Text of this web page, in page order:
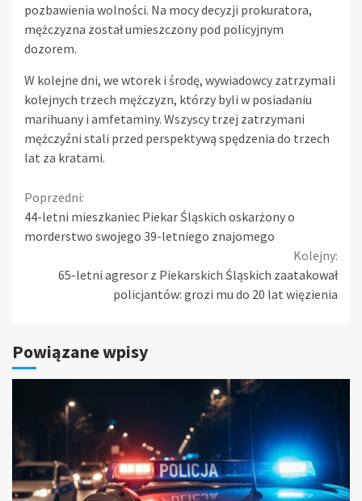
pozbawienia wolności. Na mocy decyzji prokuratora,
mężczyzna został umieszczony pod policyjnym
dozorem.
W kolejne dni, we wtorek i środę, wywiadowcy zatrzymali
kolejnych trzech mężczyzn, którzy byli w posiadaniu
marihuany i amfetaminy. Wszyscy trzej zatrzymani
mężczyźni stali przed perspektywą spędzenia do trzech
lat za kratami.
Continue
Reading
Poprzedni:
44-letni mieszkaniec Piekar Śląskich oskarżony o
morderstwo swojego 39-letniego znajomego
Kolejny:
65-letni agresor z Piekarskich Śląskich zaatakował
policjantów: grozi mu do 20 lat więzienia
Powiązane wpisy